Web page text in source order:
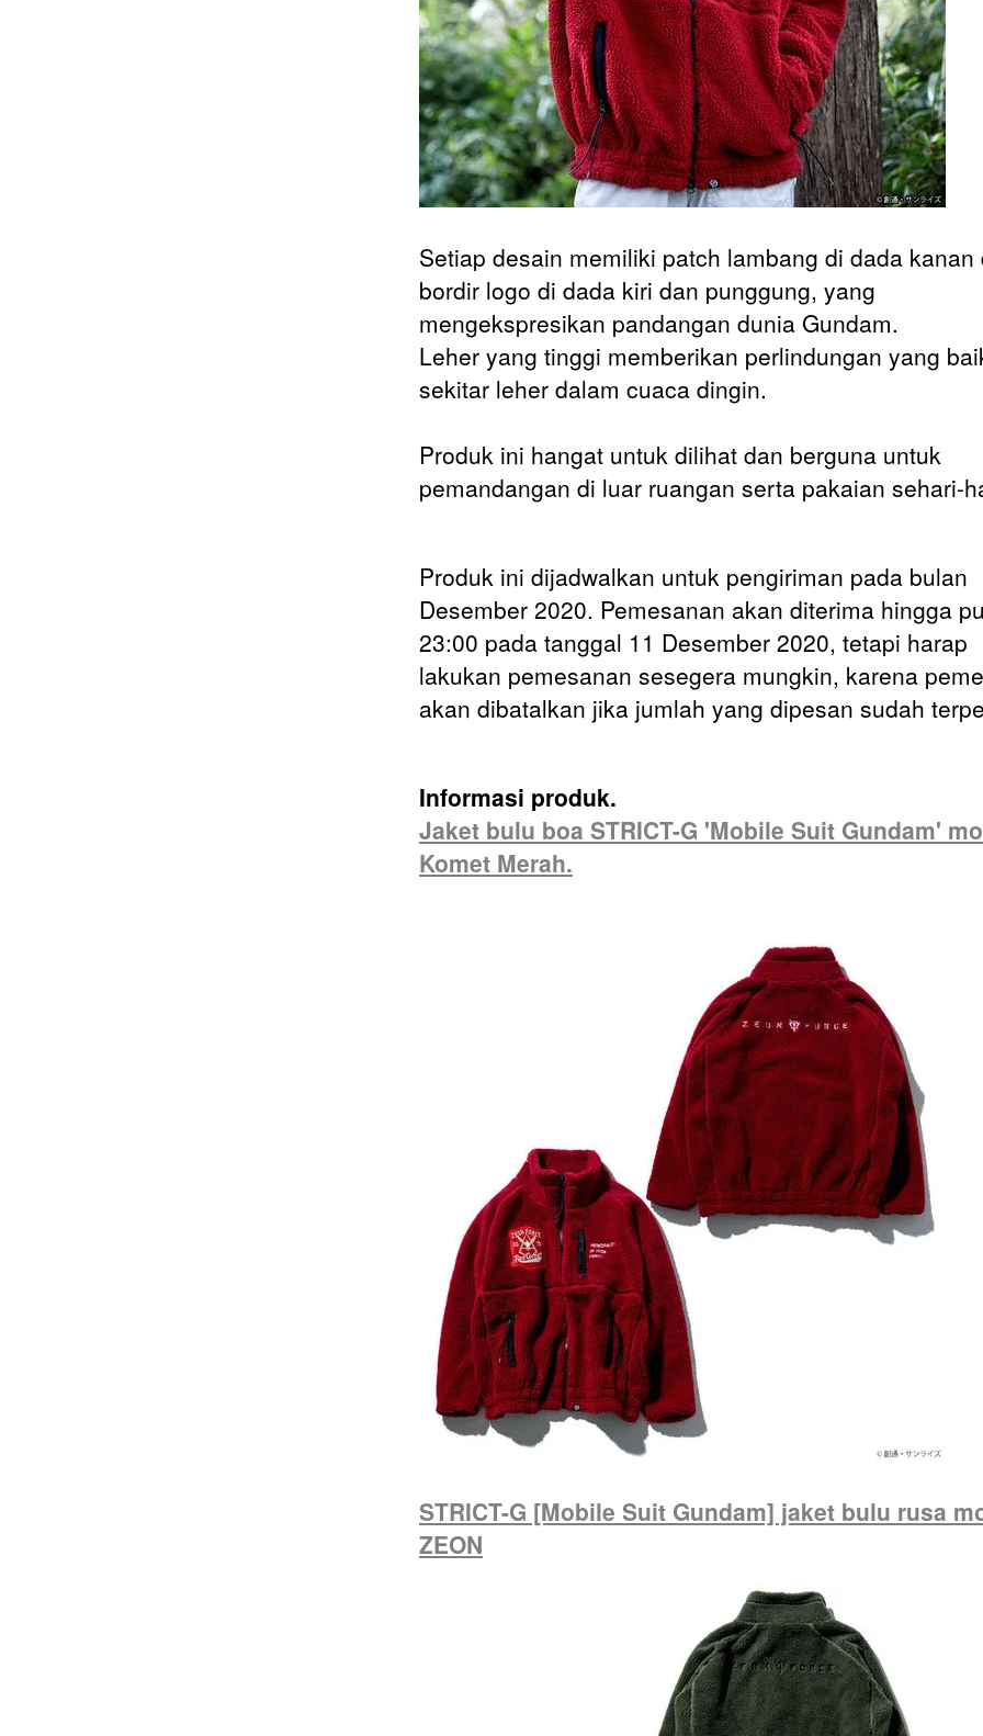
Setiap desain memiliki patch lambang di dada kanan
bordir logo di dada kiri dan punggung, yang
mengekspresikan pandangan dunia Gundam.
Leher yang tinggi memberikan perlindungan yang
sekitar leher dalam cuaca dingin.
Produk ini hangat untuk dilihat dan berguna untuk
pemandangan di luar ruangan serta pakaian sehari-
Produk ini dijadwalkan untuk pengiriman pada bulan
Desember 2020. Pemesanan akan diterima hingga
23:00 pada tanggal 11 Desember 2020, tetapi harap
lakukan pemesanan sesegera mungkin, karena
akan dibatalkan jika jumlah yang dipesan sudah
Informasi produk.
Jaket bulu boa STRICT-G 'Mobile Suit Gundam'
Komet Merah.
STRICT-G [Mobile Suit Gundam] jaket bulu rusa
ZEON